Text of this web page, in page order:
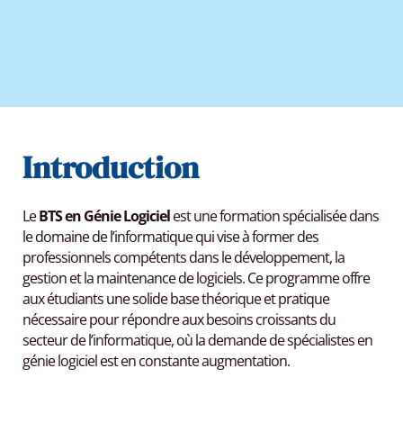
Introduction
LeBTS en Génie Logicielest une formation spécialisée dans
le domaine de l’informatique qui vise à former des
professionnels compétents dans le développement, la
gestion et la maintenance de logiciels. Ce programme offre
aux étudiants une solide base théorique et pratique
nécessaire pour répondre aux besoins croissants du
secteur de l’informatique, où la demande de spécialistes en
génie logiciel est en constante augmentation.